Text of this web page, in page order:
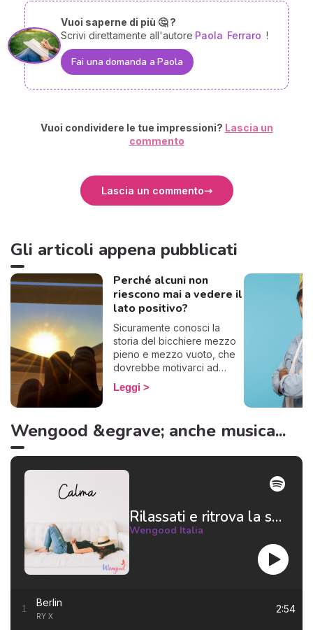
Vuoi saperne di più 🤔 ?
Scrivi direttamente all'autore Paola Ferraro !
Fai una domanda a Paola
Vuoi condividere le tue impressioni? Lascia un
commento
Lascia un commento
Gli articoli appena pubblicati
Perché alcuni non
riescono mai a vedere il
lato positivo?
Sicuramente conosci la
storia del bicchiere mezzo
pieno e mezzo vuoto, che
dovrebbe motivarci ad
essere ottimisti. Ecco, alcuni
questo famoso bicchiere lo
via. Insomma, basta con le
pensare positivo.
Leggi
Wengood &egrave; anche musica...
Rilassati e ritrova la serenità 😌
Wengood Italia
1 Berlin
RY X
2:54